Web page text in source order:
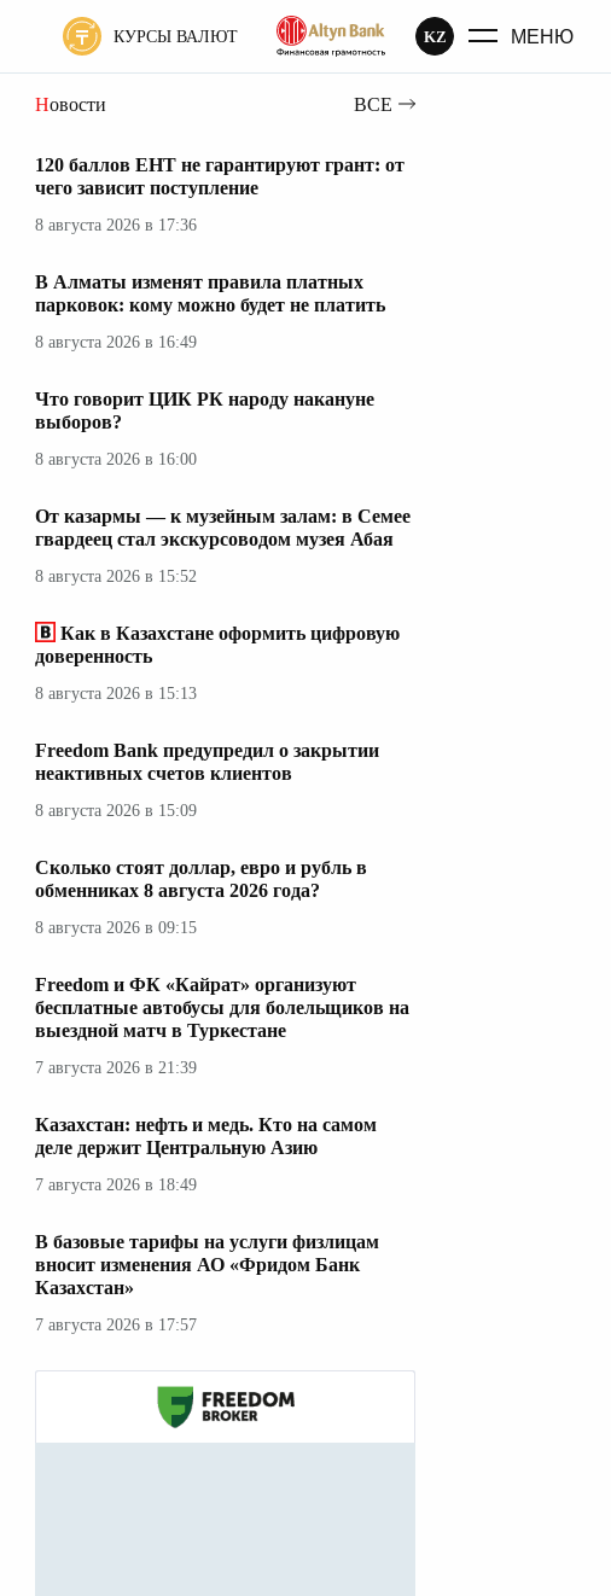
КУРСЫ ВАЛЮТ KZ МЕНЮ
Новости ВСЕ
120 баллов ЕНТ не гарантируют грант: от
чего зависит поступление
8 августа 2026 в 17:36
В Алматы изменят правила платных
парковок: кому можно будет не платить
8 августа 2026 в 16:49
Что говорит ЦИК РК народу накануне
выборов?
8 августа 2026 в 16:00
От казармы — к музейным залам: в Семее
гвардеец стал экскурсоводом музея Абая
8 августа 2026 в 15:52
Как в Казахстане оформить цифровую
доверенность
8 августа 2026 в 15:13
Freedom Bank предупредил о закрытии
неактивных счетов клиентов
8 августа 2026 в 15:09
Сколько стоят доллар, евро и рубль в
обменниках 8 августа 2026 года?
8 августа 2026 в 09:15
Freedom и ФК «Кайрат» организуют
бесплатные автобусы для болельщиков на
выездной матч в Туркестане
7 августа 2026 в 21:39
Казахстан: нефть и медь. Кто на самом
деле держит Центральную Азию
7 августа 2026 в 18:49
В базовые тарифы на услуги физлицам
вносит изменения АО «Фридом Банк
Казахстан»
7 августа 2026 в 17:57